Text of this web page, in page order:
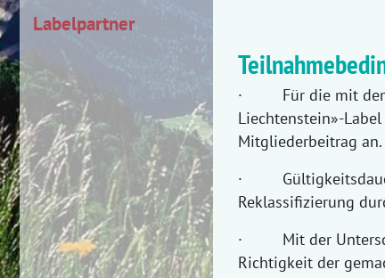
Labelpartner
· Für die mit dem
Liechtenstein»-
Mitgliederbeitrag an.
· Gültigkeitsdauer:
Reklassifizierung
· Mit der
Richtigkeit der